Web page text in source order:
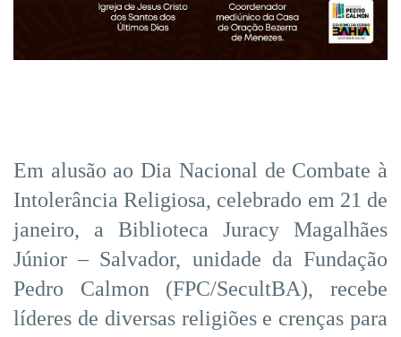
Em alusão ao Dia Nacional de Combate à
Intolerância Religiosa, celebrado em 21 de
janeiro, a Biblioteca Juracy Magalhães
Júnior – Salvador, unidade da Fundação
Pedro Calmon (FPC/SecultBA), recebe
líderes de diversas religiões e crenças para